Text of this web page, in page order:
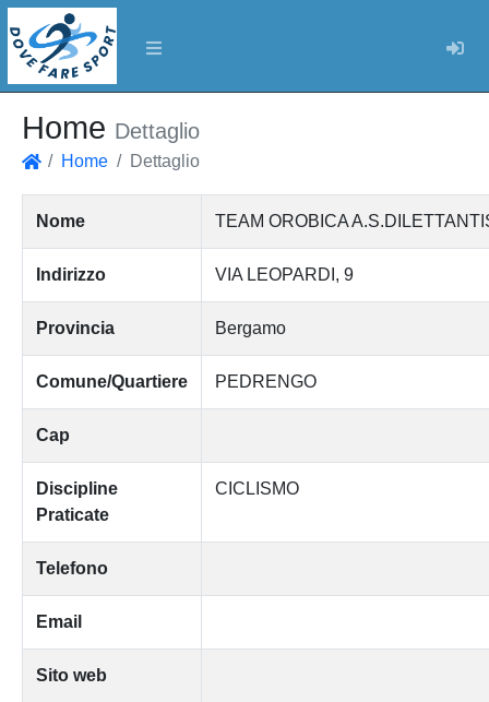
Home Dettaglio
Home Dettaglio
Nome TEAM OROBICA
Indirizzo VIA LEOPARDI, 9
Provincia Bergamo
Comune/Quartiere PEDRENGO
Cap
Discipline
Praticate
CICLISMO
Telefono
Email
Sito web